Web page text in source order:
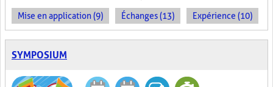
Mise en application (9) Échanges (13) Expérience (10)
SYMPOSIUM